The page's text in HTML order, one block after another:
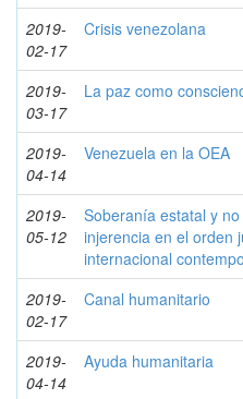
2019-
02-17
Crisis venezolana
2019-
03-17
La paz como
2019-
04-14
Venezuela en la OEA
2019-
05-12
Soberanía estatal y no
injerencia en el orden
internacional
2019-
02-17
Canal humanitario
2019-
04-14
Ayuda humanitaria